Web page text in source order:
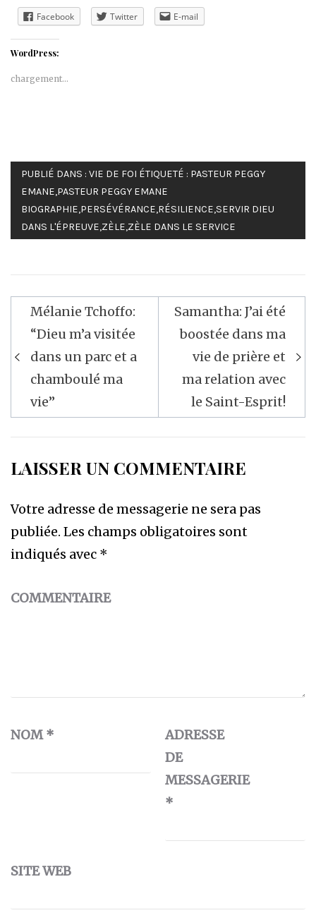
Facebook Twitter E-mail
WordPress:
chargement…
PUBLIÉ DANS : VIE DE FOI ÉTIQUETÉ : PASTEUR PEGGY
EMANE,PASTEUR PEGGY EMANE
BIOGRAPHIE,PERSÉVÉRANCE,RÉSILIENCE,SERVIR DIEU
DANS L'ÉPREUVE,ZÈLE,ZÈLE DANS LE SERVICE
Navigation
de
l’article
Mélanie Tchoffo:
“Dieu m’a visitée
dans un parc et a
chamboulé ma
vie”
Samantha: J’ai été
boostée dans ma
vie de prière et
ma relation avec
le Saint-Esprit!
LAISSER UN COMMENTAIRE
Votre adresse de messagerie ne sera pas
publiée. Les champs obligatoires sont
indiqués avec *
COMMENTAIRE
NOM*
ADRESSE
DE
MESSAGERIE
*
SITE WEB